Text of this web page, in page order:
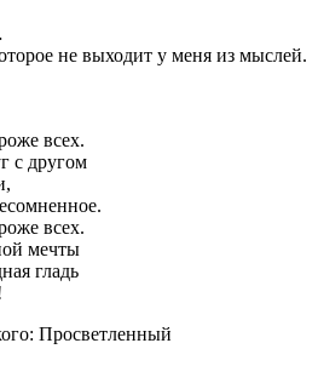
не выходит у меня из мыслей.
всех.
с другом
всех.
мечты
гладь
Просветленный